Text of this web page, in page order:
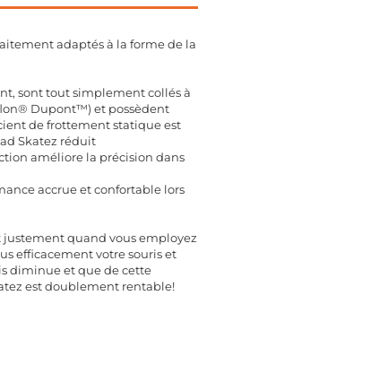
adaptés à la forme de la
sont tout simplement collés à
Dupont™) et possèdent
de frottement statique est
Skatez réduit
améliore la précision dans
accrue et confortable lors
justement quand vous employez
efficacement votre souris et
diminue et que de cette
est doublement rentable!